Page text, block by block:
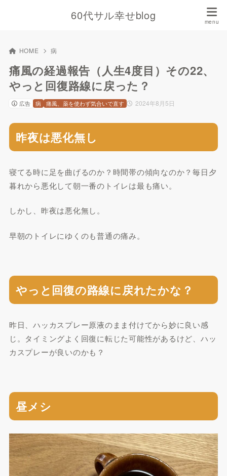
60代サル幸せblog
HOME 病
痛風の経過報告（人生4度目）その22、
やっと回復路線に戻った？
広告 2024年8月5日
病 痛風、薬を使わず気合いで直す
昨夜は悪化無し
寝てる時に足を曲げるのか？時間帯の傾向なのか？毎日夕
暮れから悪化して朝一番のトイレは最も痛い。
しかし、昨夜は悪化無し。
早朝のトイレにゆくのも普通の痛み。
やっと回復の路線に戻れたかな？
昨日、ハッカスプレー原液のまま付けてから妙に良い感
じ。タイミングよく回復に転じた可能性があるけど、ハッ
カスプレーが良いのかも？
昼メシ